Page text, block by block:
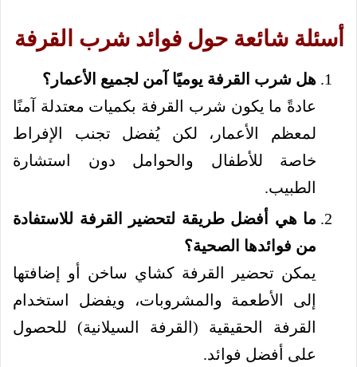
أسئلة شائعة حول فوائد شرب القرفة
هل شرب القرفة يوميًا آمن لجميع الأعمار؟
عادةً ما يكون شرب القرفة بكميات معتدلة آمنًا
لمعظم الأعمار، لكن يُفضل تجنب الإفراط
خاصة للأطفال والحوامل دون استشارة
الطبيب.
ما هي أفضل طريقة لتحضير القرفة للاستفادة
من فوائدها الصحية؟
يمكن تحضير القرفة كشاي ساخن أو إضافتها
إلى الأطعمة والمشروبات، ويفضل استخدام
القرفة الحقيقية (القرفة السيلانية) للحصول
على أفضل فوائد.